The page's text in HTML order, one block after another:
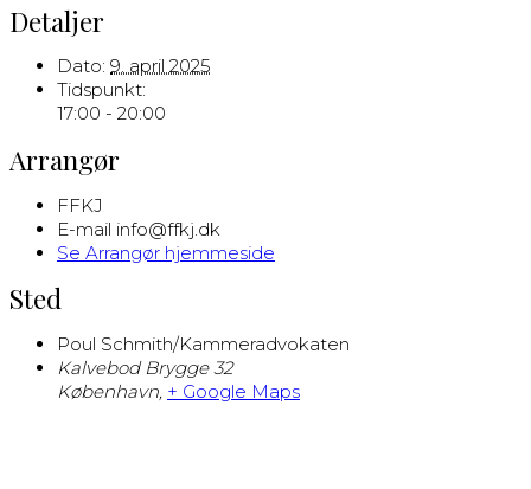
Detaljer
Dato: 9. april 2025
Tidspunkt:
17:00 - 20:00
Arrangør
FFKJ
E-mail info@ffkj.dk
Se Arrangør hjemmeside
Sted
Poul Schmith/Kammeradvokaten
Kalvebod Brygge 32
København, + Google Maps